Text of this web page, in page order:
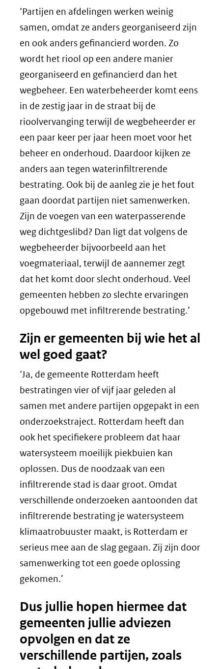
‘Partijen en afdelingen werken weinig
samen, omdat ze anders georganiseerd zijn
en ook anders gefinancierd worden. Zo
wordt het riool op een andere manier
georganiseerd en gefinancierd dan het
wegbeheer. Een waterbeheerder komt eens
in de zestig jaar in de straat bij de
rioolvervanging terwijl de wegbeheerder er
een paar keer per jaar heen moet voor het
beheer en onderhoud. Daardoor kijken ze
anders aan tegen waterinfiltrerende
bestrating. Ook bij de aanleg zie je het fout
gaan doordat partijen niet samenwerken.
Zijn de voegen van een waterpasserende
weg dichtgeslibd? Dan ligt dat volgens de
wegbeheerder bijvoorbeeld aan het
voegmateriaal, terwijl de aannemer zegt
dat het komt door slecht onderhoud. Veel
gemeenten hebben zo slechte ervaringen
opgebouwd met infiltrerende bestrating.’
Zijn er gemeenten bij wie het al
wel goed gaat?
‘Ja, de gemeente Rotterdam heeft
bestratingen vier of vijf jaar geleden al
samen met andere partijen opgepakt in een
onderzoekstraject. Rotterdam heeft dan
ook het specifiekere probleem dat haar
watersysteem moeilijk piekbuien kan
oplossen. Dus de noodzaak van een
infiltrerende stad is daar groot. Omdat
verschillende onderzoeken aantoonden dat
infiltrerende bestrating je watersysteem
klimaatrobuuster maakt, is Rotterdam er
serieus mee aan de slag gegaan. Zij zijn door
samenwerking tot een goede oplossing
gekomen.’
Dus jullie hopen hiermee dat
gemeenten jullie adviezen
opvolgen en dat ze
verschillende partijen, zoals